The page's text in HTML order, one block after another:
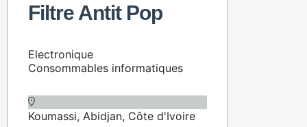
Filtre Antit Pop
Electronique
Consommables informatiques
Koumassi, Abidjan, Côte d'Ivoire